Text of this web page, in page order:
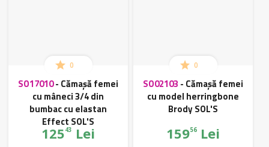
0
SO17010- Cămașă femei
cu mâneci 3/4 din
bumbac cu elastan
Effect SOL'S
12543 Lei
0
SO02103 - Cămașă femei
cu model herringbone
Brody SOL'S
15956 Lei